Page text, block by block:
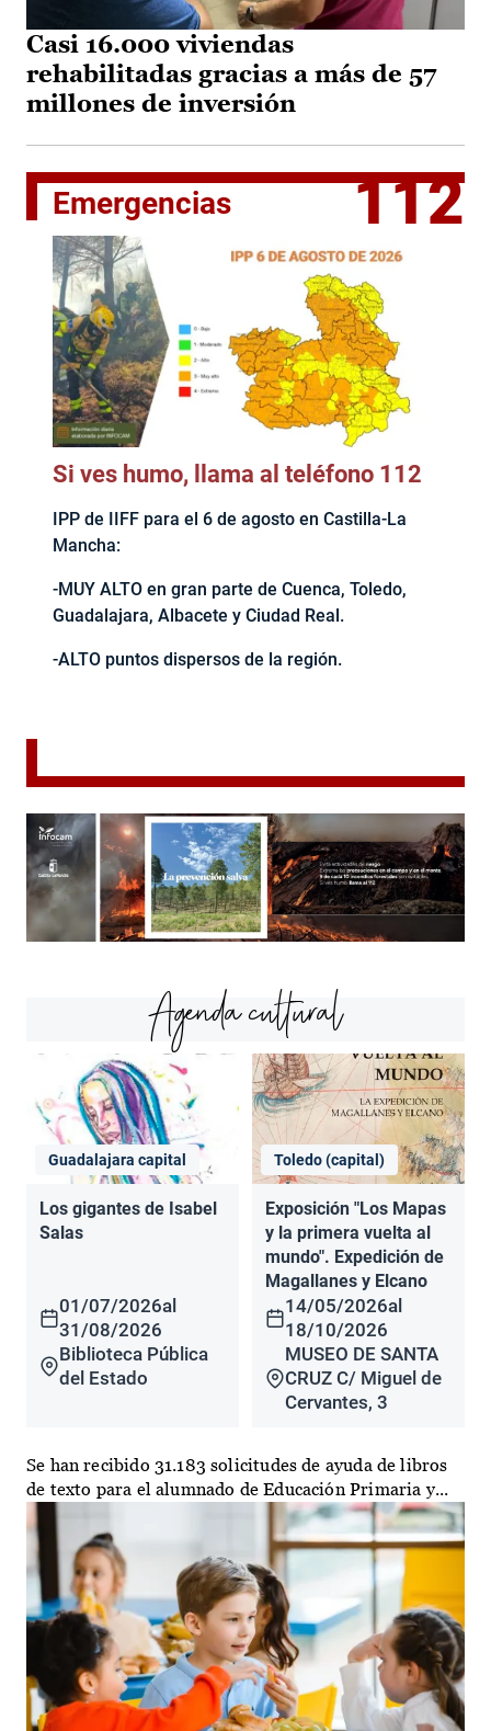
Casi 16.000 viviendas
rehabilitadas gracias a más de 57
millones de inversión
Emergencias 112
Si ves humo, llama al teléfono 112
IPP de IIFF para el 6 de agosto en Castilla-La
Mancha:
-MUY ALTO en gran parte de Cuenca, Toledo,
Guadalajara, Albacete y Ciudad Real.
-ALTO puntos dispersos de la región.
Agenda cultural
Guadalajara capital
Los gigantes de Isabel
Salas
01/07/2026al
31/08/2026
Biblioteca Pública
del Estado
Toledo (capital)
Exposición "Los Mapas
y la primera vuelta al
mundo". Expedición de
Magallanes y Elcano
14/05/2026al
18/10/2026
MUSEO DE SANTA
CRUZ C/ Miguel de
Cervantes, 3
Se han recibido 31.183 solicitudes de ayuda de libros
de texto para el alumnado de Educación Primaria y...